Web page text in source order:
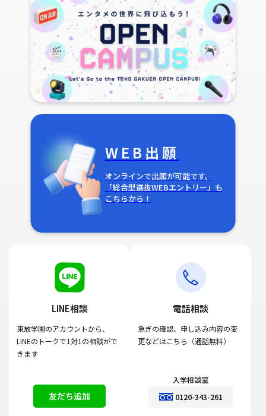
WEB出願
オンラインで出願が可能です。
「総合型選抜WEBエントリー」も
こちらから！
LINE相談
東放学園のアカウントから、
LINEのトークで1対1の相談がで
きます
友だち追加
電話相談
急ぎの確認、申し込み内容の変
更などはこちら（通話無料）
入学相談室
0120-343-261